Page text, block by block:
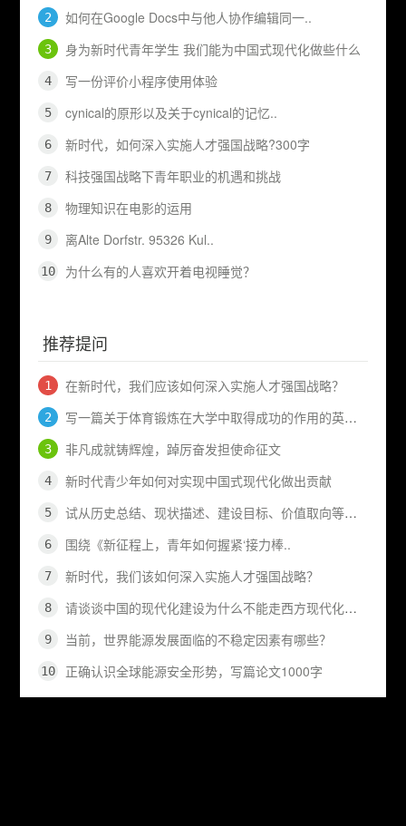
如何在Google Docs中与他人协作编辑同一..
身为新时代青年学生 我们能为中国式现代化做些什么
写一份评价小程序使用体验
cynical的原形以及关于cynical的记忆..
新时代，如何深入实施人才强国战略?300字
科技强国战略下青年职业的机遇和挑战
物理知识在电影的运用
离Alte Dorfstr. 95326 Kul..
为什么有的人喜欢开着电视睡觉？
推荐提问
在新时代，我们应该如何深入实施人才强国战略？
写一篇关于体育锻炼在大学中取得成功的作用的英语作..
非凡成就铸辉煌，踔厉奋发担使命征文
新时代青少年如何对实现中国式现代化做出贡献
试从历史总结、现状描述、建设目标、价值取向等方面..
围绕《新征程上，青年如何握紧‘接力棒..
新时代，我们该如何深入实施人才强国战略？
请谈谈中国的现代化建设为什么不能走西方现代化的老..
当前，世界能源发展面临的不稳定因素有哪些？
正确认识全球能源安全形势，写篇论文1000字